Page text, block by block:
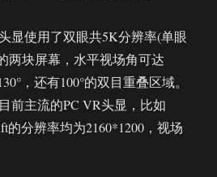
显使用了双眼共5K分辨率(单眼
两块屏幕，水平视场角可达
，还有100°的双目重叠区域。
前主流的PC VR头显，比如
的分辨率均为2160*1200，视场